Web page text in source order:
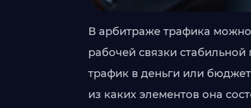
В арбитраже трафика
рабочей связки
трафик в деньги или
из каких элементов она